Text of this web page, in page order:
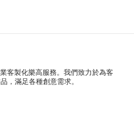
客製化樂高服務。我們致力於為客
，滿足各種創意需求。